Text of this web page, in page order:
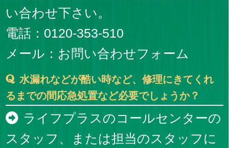
い合わせ下さい。
電話：0120-353-510
メール： お問い合わせフォーム
水漏れなどが酷い時など、修理にきてくれ
るまでの間応急処置など必要でしょうか？
ライフプラスのコールセンターの
スタッフ、または担当のスタッフに